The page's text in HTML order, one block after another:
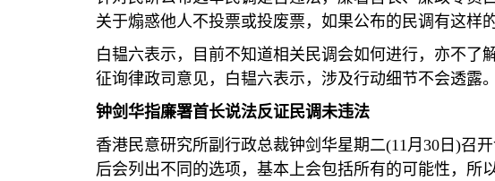
关于煽惑他人不投票或投废票，如果公布的民调有这样
白韫六表示，目前不知道相关民调会如何进行，亦不
征询律政司意见，白韫六表示，涉及行动细节不会透露。
钟剑华指廉署首长说法反证民调未违法
香港民意研究所副行政总裁钟剑华星期二(11月 30 日 )召
后会列出不同的选项，基本上会包括所有的可能性，